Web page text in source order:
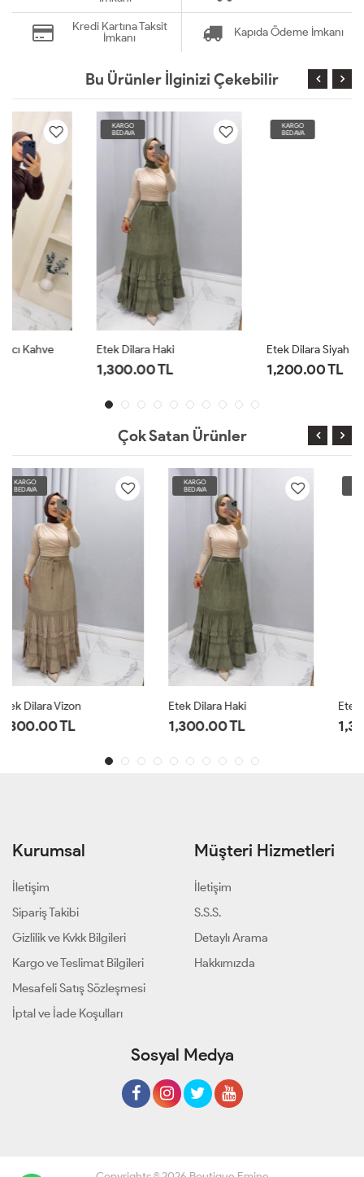
Kredi Kartına Taksit
İmkanı
Kapıda Ödeme İmkanı
Bu Ürünler İlginizi Çekebilir
KARGO
BEDAVA
Etek Dilara Haki
1,300.00 TL
KARGO
BEDAVA
Etek Dilara Siyah
1,200.00 TL
Çok Satan Ürünler
Etek Dilara Haki
1,300.00 TL
Etek Dilara Krem
1,300.00 TL
Kurumsal
İletişim
Sipariş Takibi
Gizlilik ve Kvkk Bilgileri
Kargo ve Teslimat Bilgileri
Mesafeli Satış Sözleşmesi
İptal ve İade Koşulları
Müşteri Hizmetleri
İletişim
S.S.S.
Detaylı Arama
Hakkımızda
Sosyal Medya